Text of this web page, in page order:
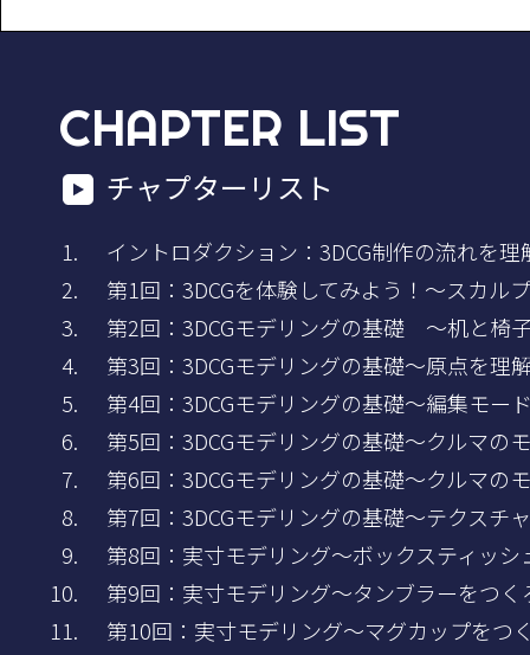
CHAPTER LIST
チャプターリスト
イントロダクション：3DCG制作の流れを
第1回：3DCGを体験してみよう！～スカル
第2回：3DCGモデリングの基礎 ～机と椅
第3回：3DCGモデリングの基礎～原点を理
第4回：3DCGモデリングの基礎～編集モー
第5回：3DCGモデリングの基礎～クルマの
第6回：3DCGモデリングの基礎～クルマの
第7回：3DCGモデリングの基礎～テクスチ
第8回：実寸モデリング～ボックスティッ
第9回：実寸モデリング～タンブラーをつく
第10回：実寸モデリング～マグカップをつ